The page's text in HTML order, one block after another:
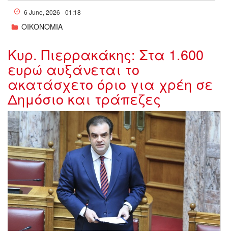
6 June, 2026 - 01:18
ΟΙΚΟΝΟΜΙΑ
Κυρ. Πιερρακάκης: Στα 1.600
ευρώ αυξάνεται το
ακατάσχετο όριο για χρέη σε
Δημόσιο και τράπεζες
w05-15374131955663.jpg